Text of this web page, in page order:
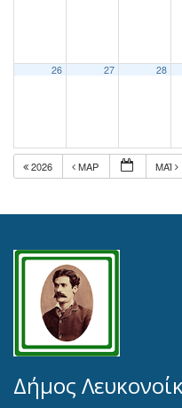
26 27 28
2026 ΜΑΡ ΜΆΙ
Δήμος